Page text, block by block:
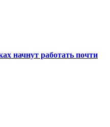
начнут работать почти